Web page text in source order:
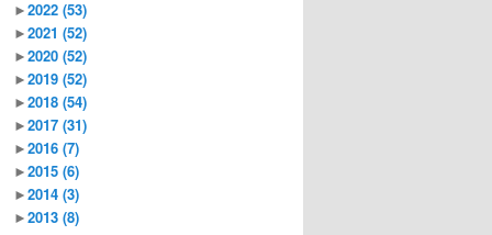
►2022 (53)
►2021 (52)
►2020 (52)
►2019 (52)
►2018 (54)
►2017 (31)
►2016 (7)
►2015 (6)
►2014 (3)
►2013 (8)